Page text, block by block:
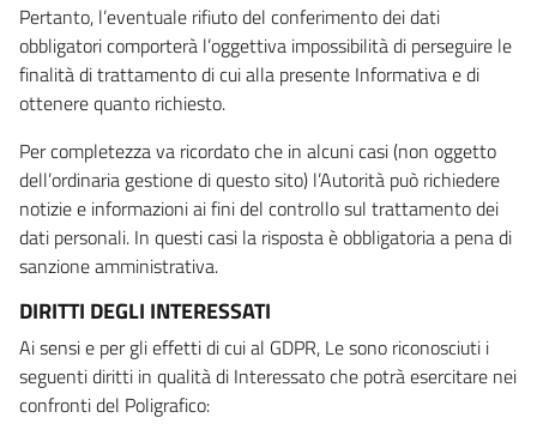
Pertanto, l’eventuale rifiuto del conferimento dei dati
obbligatori comporterà l’oggettiva impossibilità di perseguire le
finalità di trattamento di cui alla presente Informativa e di
ottenere quanto richiesto.
Per completezza va ricordato che in alcuni casi (non oggetto
dell’ordinaria gestione di questo sito) l’Autorità può richiedere
notizie e informazioni ai fini del controllo sul trattamento dei
dati personali. In questi casi la risposta è obbligatoria a pena di
sanzione amministrativa.
DIRITTI DEGLI INTERESSATI
Ai sensi e per gli effetti di cui al GDPR, Le sono riconosciuti i
seguenti diritti in qualità di Interessato che potrà esercitare nei
confronti del Poligrafico: